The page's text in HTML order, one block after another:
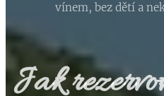
vínem, bez dětí a
Jak